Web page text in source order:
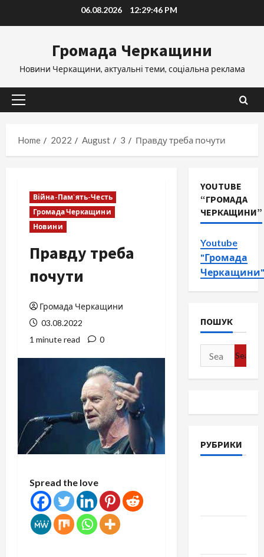
06.08.2026 12:29:47 PM
Громада Черкащини
Новини Черкащини, актуальні теми, соціальна реклама
Primary
Home
2022 August 3 Правду треба почути
Війна-Пам`ять-Честь
Громада Черкащини
Новини
Правду треба
почути
Громада Черкащини
03.08.2022
1 minute read
0
Spread the love
YOUTUBE
“ГРОМАДА
ЧЕРКАЩИНИ”
Youtube
"Громада
Черкащини"
ПОШУК
Search
for:
РУБРИКИ